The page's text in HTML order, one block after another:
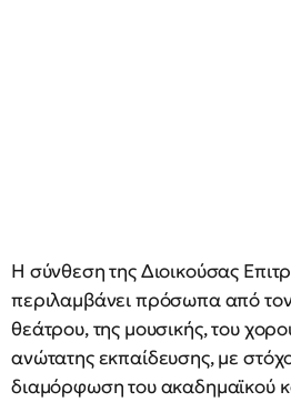
Η σύνθεση της Διοικούσας
περιλαμβάνει πρόσωπα από
θεάτρου, της μουσικής, του
ανώτατης εκπαίδευσης, με
διαμόρφωση του ακαδημαϊκού